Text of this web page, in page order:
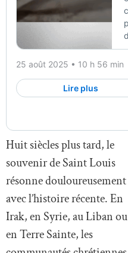
Huit siècles plus tard, le
souvenir de Saint Louis
résonne douloureusement
avec l’histoire récente. En
Irak, en Syrie, au Liban ou
en Terre Sainte, les